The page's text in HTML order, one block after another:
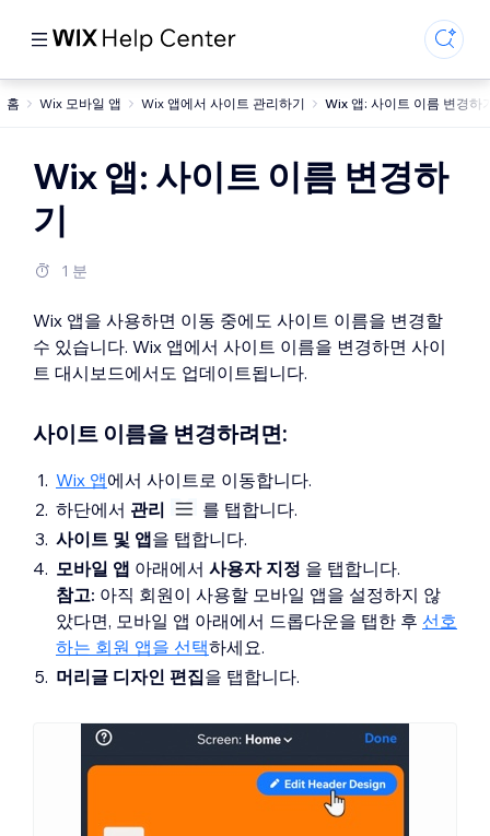
홈 Wix 모바일 앱 Wix 앱에서 사이트 관리하기 Wix 앱: 사이트 이름 변경하
Wix 앱: 사이트 이름 변경하
기
1 분
Wix 앱을 사용하면 이동 중에도 사이트 이름을 변경할
수 있습니다. Wix 앱에서 사이트 이름을 변경하면 사이
트 대시보드에서도 업데이트됩니다.
사이트 이름을 변경하려면:
Wix 앱에서 사이트로 이동합니다.
하단에서 관리
를 탭합니다.
사이트 및 앱을 탭합니다.
모바일 앱 아래에서 사용자 지정 을 탭합니다.
참고: 아직 회원이 사용할 모바일 앱을 설정하지 않
았다면, 모바일 앱 아래에서 드롭다운을 탭한 후 선호
하는 회원 앱을 선택하세요.
머리글 디자인 편집을 탭합니다.